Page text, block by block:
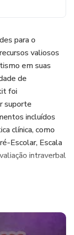
para o
valiosos
em suas
de
foi
suporte
incluídos
clínica, como
Escolar, Escala
intraverbal